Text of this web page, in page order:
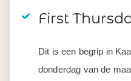
First
Dit is een begrip in
donderdag van de